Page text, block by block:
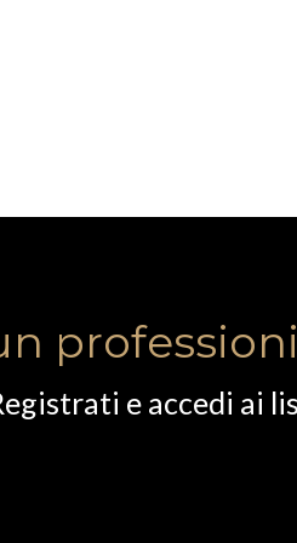
e accedi ai